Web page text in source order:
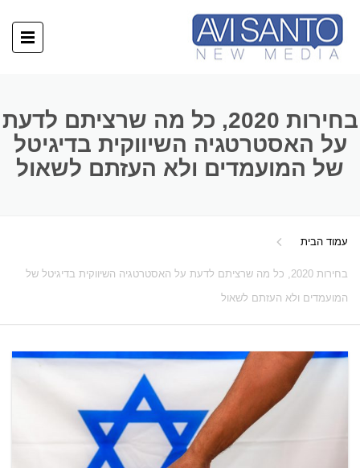
בחירות 2020, כל מה שרציתם לדעת
על האסטרטגיה השיווקית בדיגיטל
של המועמדים ולא העזתם לשאול
עמוד הבית
בחירות 2020, כל מה שרציתם לדעת על האסטרטגיה השיווקית בדיגיטל של
המועמדים ולא העזתם לשאול